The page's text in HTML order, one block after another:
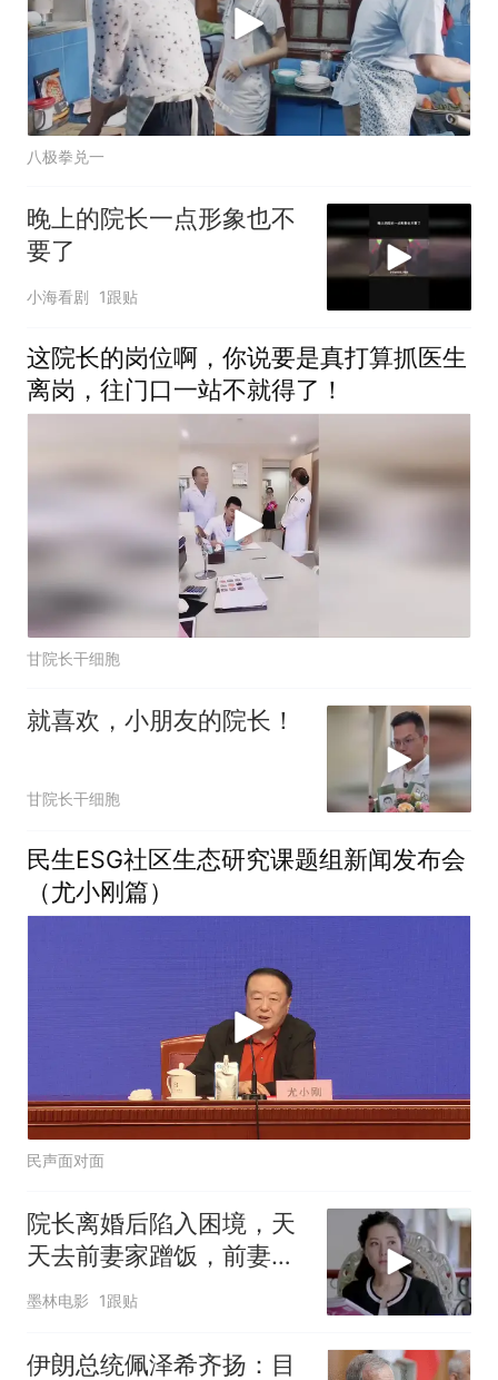
八极拳兑一
晚上的院长一点形象也不
要了
小海看剧 1跟贴
这院长的岗位啊，你说要是真打算抓医生
离岗，往门口一站不就得了！
甘院长干细胞
就喜欢，小朋友的院长！
甘院长干细胞
民生ESG社区生态研究课题组新闻发布会
（尤小刚篇）
民声面对面
院长离婚后陷入困境，天
天去前妻家蹭饭，前妻反
应超逗趣
墨林电影 1跟贴
伊朗总统佩泽希齐扬：目